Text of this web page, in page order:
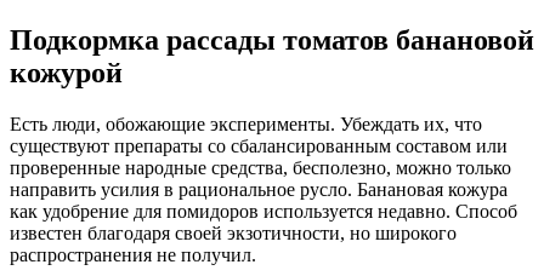
Подкормка рассады томатов банановой
кожурой
Есть люди, обожающие эксперименты. Убеждать их, что
существуют препараты со сбалансированным составом или
проверенные народные средства, бесполезно, можно только
направить усилия в рациональное русло. Банановая кожура
как удобрение для помидоров используется недавно. Способ
известен благодаря своей экзотичности, но широкого
распространения не получил.